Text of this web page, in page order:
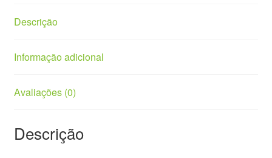
Descrição
Informação adicional
Avaliações (0)
Descrição